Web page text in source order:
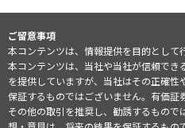
ご留意事項
本コンテンツは、情報提供を目的として
本コンテンツは、当社や当社が信頼でき
を提供していますが、当社はその正確
保証するものではございません。有価証
その他の取引を推奨し、勧誘するもの